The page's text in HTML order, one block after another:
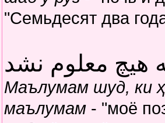
"Семьдесят два
هیچ معلوم نشد
Маълумам шуд, ки
маълумам - "моё